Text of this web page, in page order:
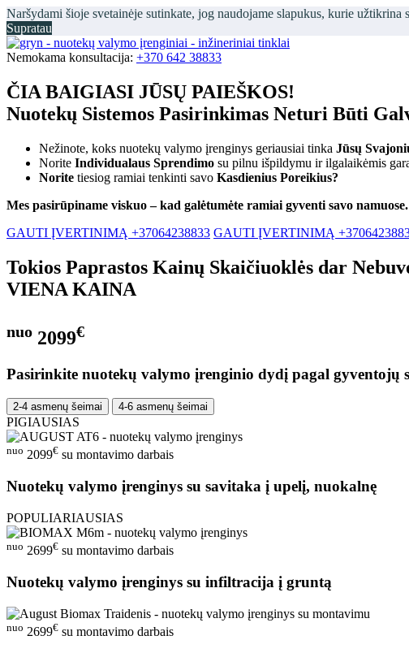
Naršydami šioje svetainėje sutinkate, jog naudojame slapukus, kurie užtikrina
Supratau
Nemokama konsultacija: +370 642 38833
ČIA BAIGIASI JŪSŲ PAIEŠKOS!
Nuotekų Sistemos Pasirinkimas Neturi Būti
Nežinote, koks nuotekų valymo įrenginys geriausiai tinka Jūsų
Norite Individualaus Sprendimo su pilnu išpildymu ir ilgalaikėmis
Norite tiesiog ramiai tenkinti savo Kasdienius Poreikius?
Mes pasirūpiname viskuo – kad galėtumėte ramiai gyventi savo namuose.
GAUTI ĮVERTINIMĄ +37064238833 GAUTI ĮVERTINIMĄ
Tokios Paprastos Kainų Skaičiuoklės dar
VIENA KAINA
nuo 2099€
Pasirinkite nuotekų valymo įrenginio dydį pagal gyventojų
2-4 asmenų šeimai 4-6 asmenų šeimai
PIGIAUSIAS
nuo 2099€ su montavimo darbais
Nuotekų valymo įrenginys su savitaka į upelį, nuokalnę
POPULIARIAUSIAS
nuo 2699€ su montavimo darbais
Nuotekų valymo įrenginys su infiltracija į gruntą
nuo 2699€ su montavimo darbais